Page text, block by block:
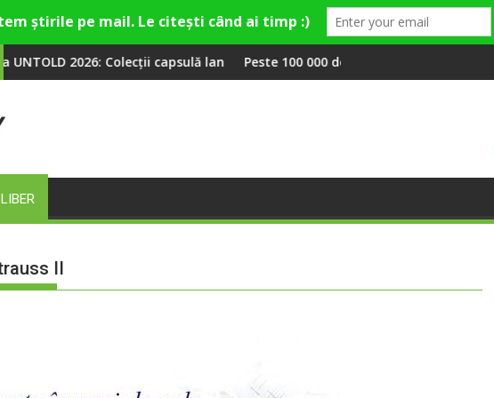
capsulă lansate cu Gina, Smiley și Theo Rose și comercianți români
Peste 100 000 de oameni au cântat, la Untold, împreună cu
II